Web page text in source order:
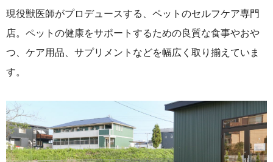
現役獣医師がプロデュースする、ペットのセルフケア専門
店。ペットの健康をサポートするための良質な食事やおや
つ、ケア用品、サプリメントなどを幅広く取り揃えていま
す。